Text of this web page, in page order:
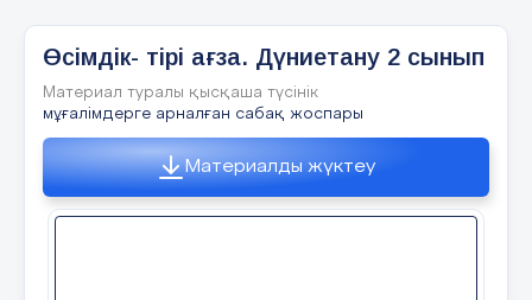
Жаңа білімді игердім, бірақ, әлі түсіндіре
алмаймын
17 слайд
Үй тапсырмасы: Өсімдіктің көбеюі 72-73 бет.
Оқу, мазмұндау.
Өсімдік- тірі ағза. Дүниетану 2 сынып
Материал туралы қысқаша түсінік
мұғалімдерге арналған сабақ жоспары
Материалды жүктеу